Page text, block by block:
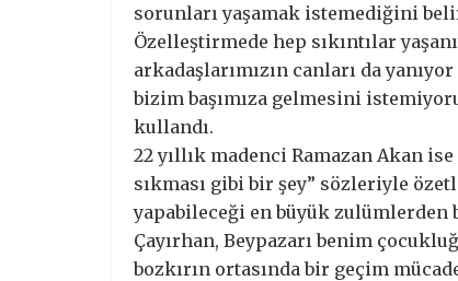
sorunları yaşamak istemediğini
Özelleştirmede hep sıkıntılar
arkadaşlarımızın canları da
bizim başımıza gelmesini
kullandı.
22 yıllık madenci Ramazan Akan
sıkması gibi bir şey” sözleriyle
yapabileceği en büyük
Çayırhan, Beypazarı benim
bozkırın ortasında bir geçim